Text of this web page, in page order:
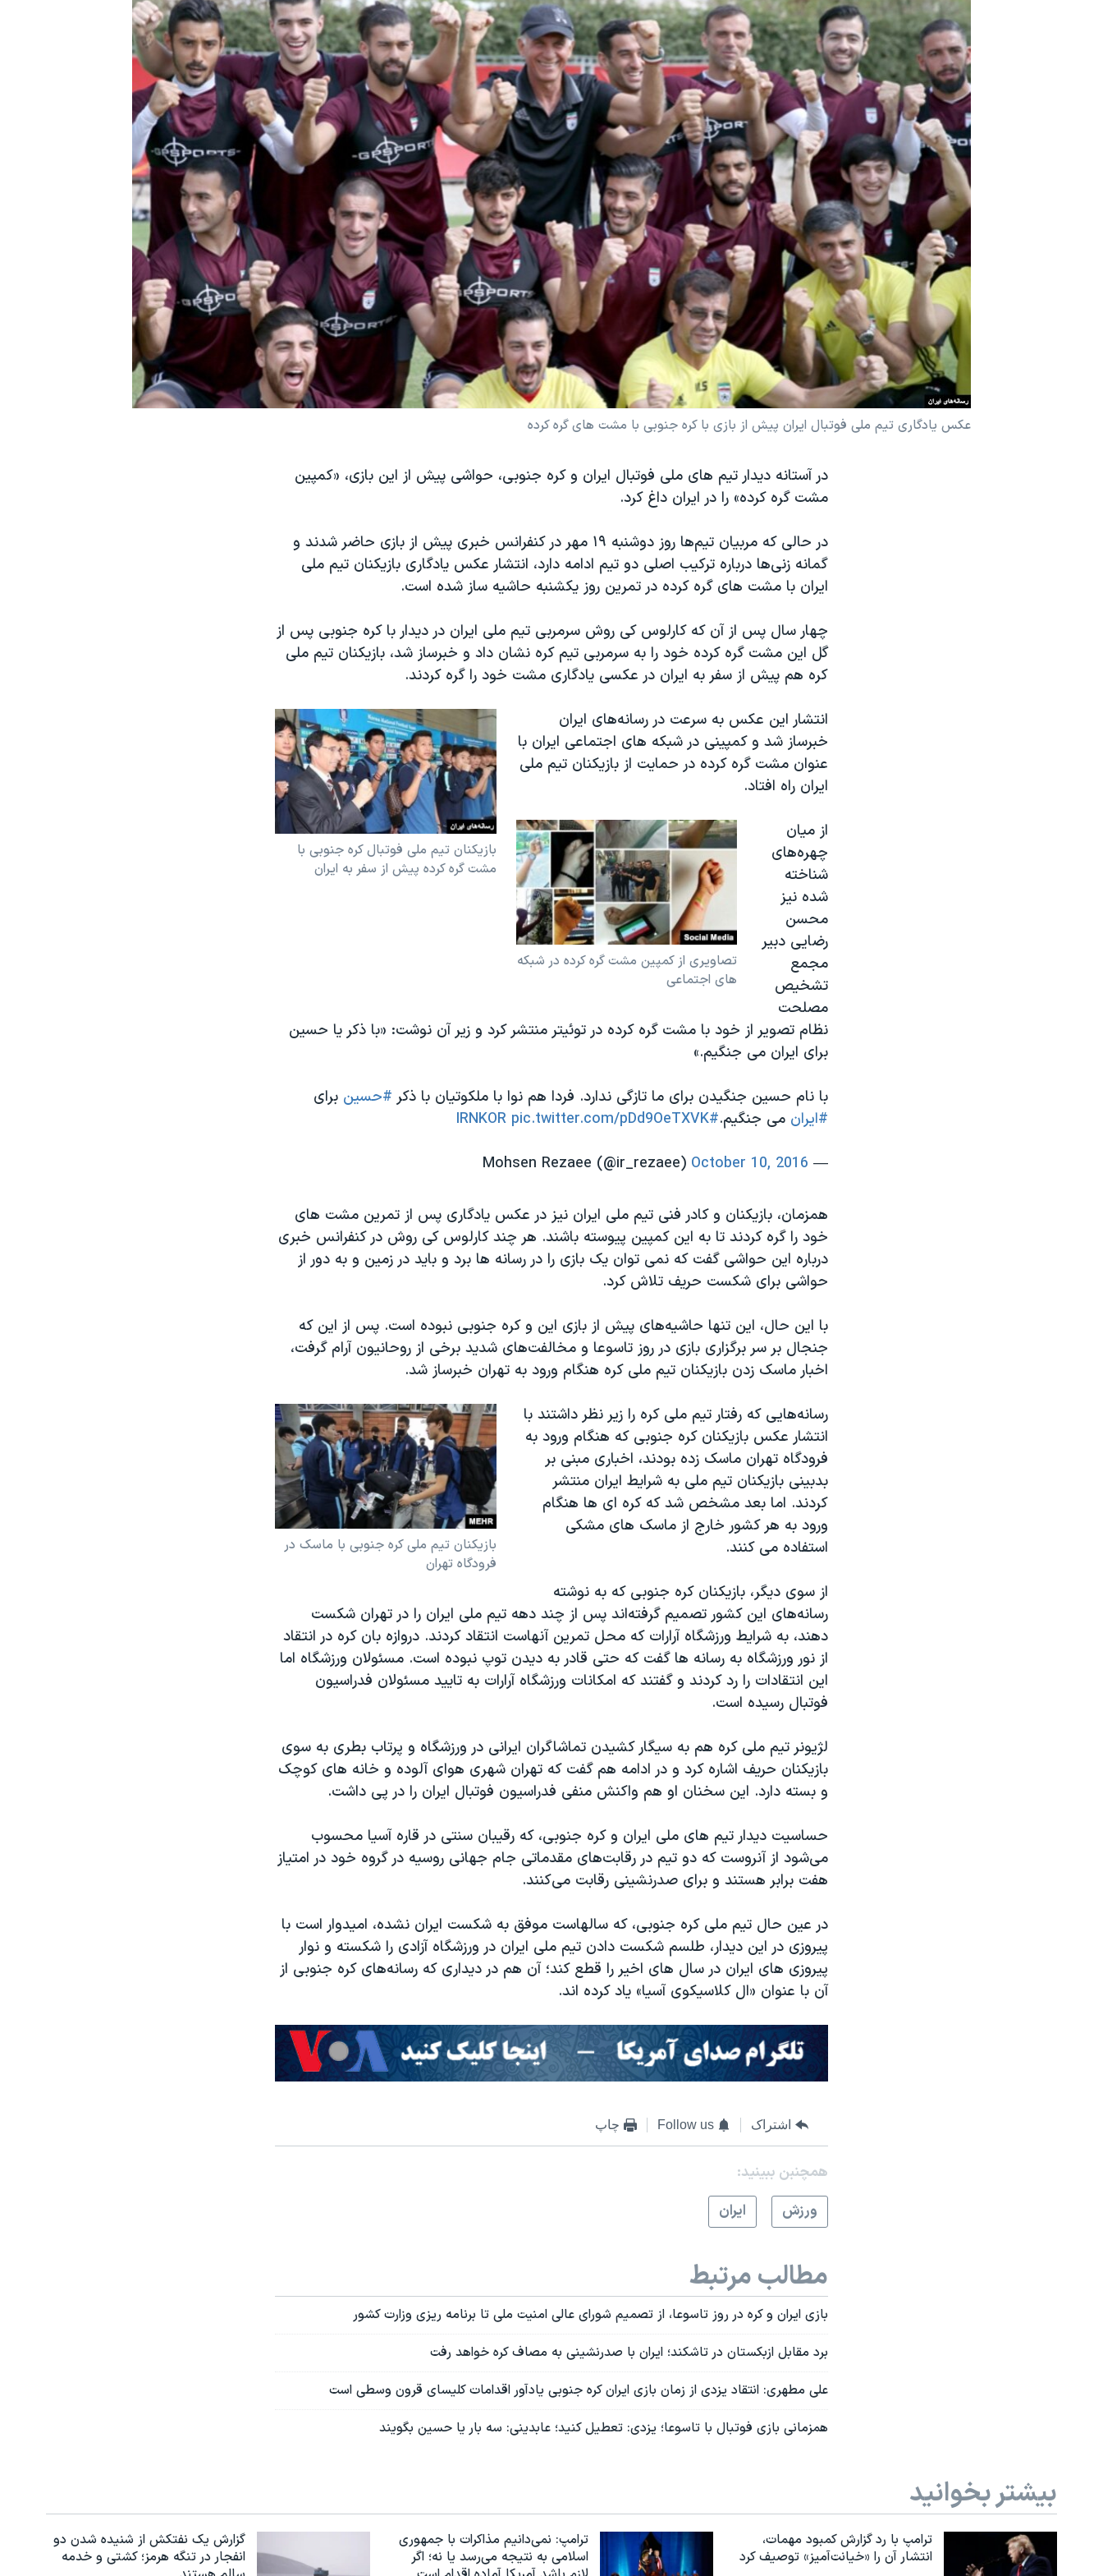
انتخابات ریاست جمهوری آمریکا ۲۰۲۴
حمله جمهوری اسلامی به اسرائیل
اعتراضات زن، زندگی، آزادی
مجموعه مستندهای دادخواهی
چهل سال گروگان‌گیری
قانون شفافیت دارائی کادر رهبری ایران
نرگس محمدی برنده جایزه نوبل صلح
همایش محافظه‌کاران آمریکا «سی‌پک»عکس یادگاری تیم ملی فوتبال ایران پیش از بازی با کره جنوبی با مشت های گره کرده
در آستانه دیدار تیم های ملی فوتبال ایران و کره جنوبی، حواشی پیش از این بازی، «کمپین
مشت گره کرده» را در ایران داغ کرد.
در حالی که مربیان تیم‌ها روز دوشنبه ۱۹ مهر در کنفرانس خبری پیش از بازی حاضر شدند و
گمانه زنی‌ها درباره ترکیب اصلی دو تیم ادامه دارد، انتشار عکس یادگاری بازیکنان تیم ملی
ایران با مشت های گره کرده در تمرین روز یکشنبه حاشیه ساز شده است.
چهار سال پس از آن که کارلوس کی روش سرمربی تیم ملی ایران در دیدار با کره جنوبی پس از
گل این مشت گره کرده خود را به سرمربی تیم کره نشان داد و خبرساز شد، بازیکنان تیم ملی
کره هم پیش از سفر به ایران در عکسی یادگاری مشت خود را گره کردند.
بازیکنان تیم ملی فوتبال کره جنوبی با
مشت گره کرده پیش از سفر به ایران
انتشار این عکس به سرعت در رسانه‌های ایران
خبرساز شد و کمپینی در شبکه های اجتماعی ایران با
عنوان مشت گره کرده در حمایت از بازیکنان تیم ملی
ایران راه افتاد.
تصاویری از کمپین مشت گره کرده در شبکه
های اجتماعی
از میان
چهره‌های
شناخته
شده نیز
محسن
رضایی دبیر
مجمع
تشخیص
مصلحت
نظام تصویر از خود با مشت گره کرده در توئیتر منتشر کرد و زیر آن نوشت: «با ذکر یا حسین
برای ایران می جنگیم.»
با نام حسین جنگیدن برای ما تازگی ندارد. فردا هم نوا با ملکوتیان با ذکر #حسین برای
#ایران می جنگیم.#IRNKOR
pic.twitter.com/pDd9OeTXVK
— Mohsen Rezaee (@ir_rezaee)
October 10, 2016
همزمان، بازیکنان و کادر فنی تیم ملی ایران نیز در عکس یادگاری پس از تمرین مشت های
خود را گره کردند تا به این کمپین پیوسته باشند. هر چند کارلوس کی روش در کنفرانس خبری
درباره این حواشی گفت که نمی توان یک بازی را در رسانه ها برد و باید در زمین و به دور از
حواشی برای شکست حریف تلاش کرد.
با این حال، این تنها حاشیه‌های پیش از بازی این و کره جنوبی نبوده است. پس از این که
جنجال بر سر برگزاری بازی در روز تاسوعا و مخالفت‌های شدید برخی از روحانیون آرام گرفت،
اخبار ماسک زدن بازیکنان تیم ملی کره هنگام ورود به تهران خبرساز شد.
بازیکنان تیم ملی کره جنوبی با ماسک در
فرودگاه تهران
رسانه‌هایی که رفتار تیم ملی کره را زیر نظر داشتند با
انتشار عکس‌ بازیکنان کره جنوبی که هنگام ورود به
فرودگاه تهران ماسک زده بودند، اخباری مبنی بر
بدبینی بازیکنان تیم ملی به شرایط ایران منتشر
کردند. اما بعد مشخص شد که کره ای ها هنگام
ورود به هر کشور خارج از ماسک های مشکی
استفاده می کنند.
از سوی دیگر، بازیکنان کره جنوبی که به نوشته
رسانه‌های این کشور تصمیم گرفته‌اند پس از چند دهه تیم ملی ایران را در تهران شکست
دهند، به شرایط ورزشگاه آرارات که محل تمرین آنهاست انتقاد کردند. دروازه بان کره در انتقاد
از نور ورزشگاه به رسانه ها گفت که حتی قادر به دیدن توپ نبوده است. مسئولان ورزشگاه اما
این انتقادات را رد کردند و گفتند که امکانات ورزشگاه آرارات به تایید مسئولان فدراسیون
فوتبال رسیده است.
لژیونر تیم ملی کره هم به سیگار کشیدن تماشاگران ایرانی در ورزشگاه و پرتاب بطری به سوی
بازیکنان حریف اشاره کرد و در ادامه هم گفت که تهران شهری هوای آلوده و خانه های کوچک
و بسته دارد. این سخنان او هم واکنش منفی فدراسیون فوتبال ایران را در پی داشت.
حساسیت دیدار تیم های ملی ایران و کره جنوبی، که رقیبان سنتی در قاره آسیا محسوب
می‌شود از آنروست که دو تیم در رقابت‌های مقدماتی جام جهانی روسیه در گروه خود در امتیاز
هفت برابر هستند و برای صدرنشینی رقابت می‌کنند.
در عین حال تیم ملی کره جنوبی، که سالهاست موفق به شکست ایران نشده، امیدوار است با
پیروزی در این دیدار، طلسم شکست دادن تیم ملی ایران در ورزشگاه آزادی را شکسته و نوار
پیروزی های ایران در سال های اخیر را قطع کند؛ آن هم در دیداری که رسانه‌های کره جنوبی از
آن با عنوان «ال کلاسیکوی آسیا» یاد کرده اند. ​
اشتراک Follow us چاپ
همچنبن ببینید:
ورزش
ايران
مطالب مرتبط
بازی ایران و کره در روز تاسوعا، از تصمیم شورای عالی امنیت ملی تا برنامه ریزی وزارت کشور
برد مقابل ازبکستان در تاشکند؛ ایران با صدرنشینی به مصاف کره خواهد رفت
علی مطهری: انتقاد یزدی از زمان بازی ایران کره جنوبی یادآور اقدامات کلیسای قرون وسطی است
همزمانی بازی فوتبال با تاسوعا؛ یزدی: تعطیل کنید؛ عابدینی: سه بار یا حسین بگویند
بیشتر بخوانید
ترامپ با رد گزارش کمبود مهمات،
انتشار آن را «خیانت‌آمیز» توصیف کرد
ترامپ: نمی‌دانیم مذاکرات با جمهوری
اسلامی به نتیجه می‌رسد یا نه؛ اگر
گزارش یک نفتکش از شنیده شدن دو
انفجار در تنگه هرمز؛ کشتی و خدمه